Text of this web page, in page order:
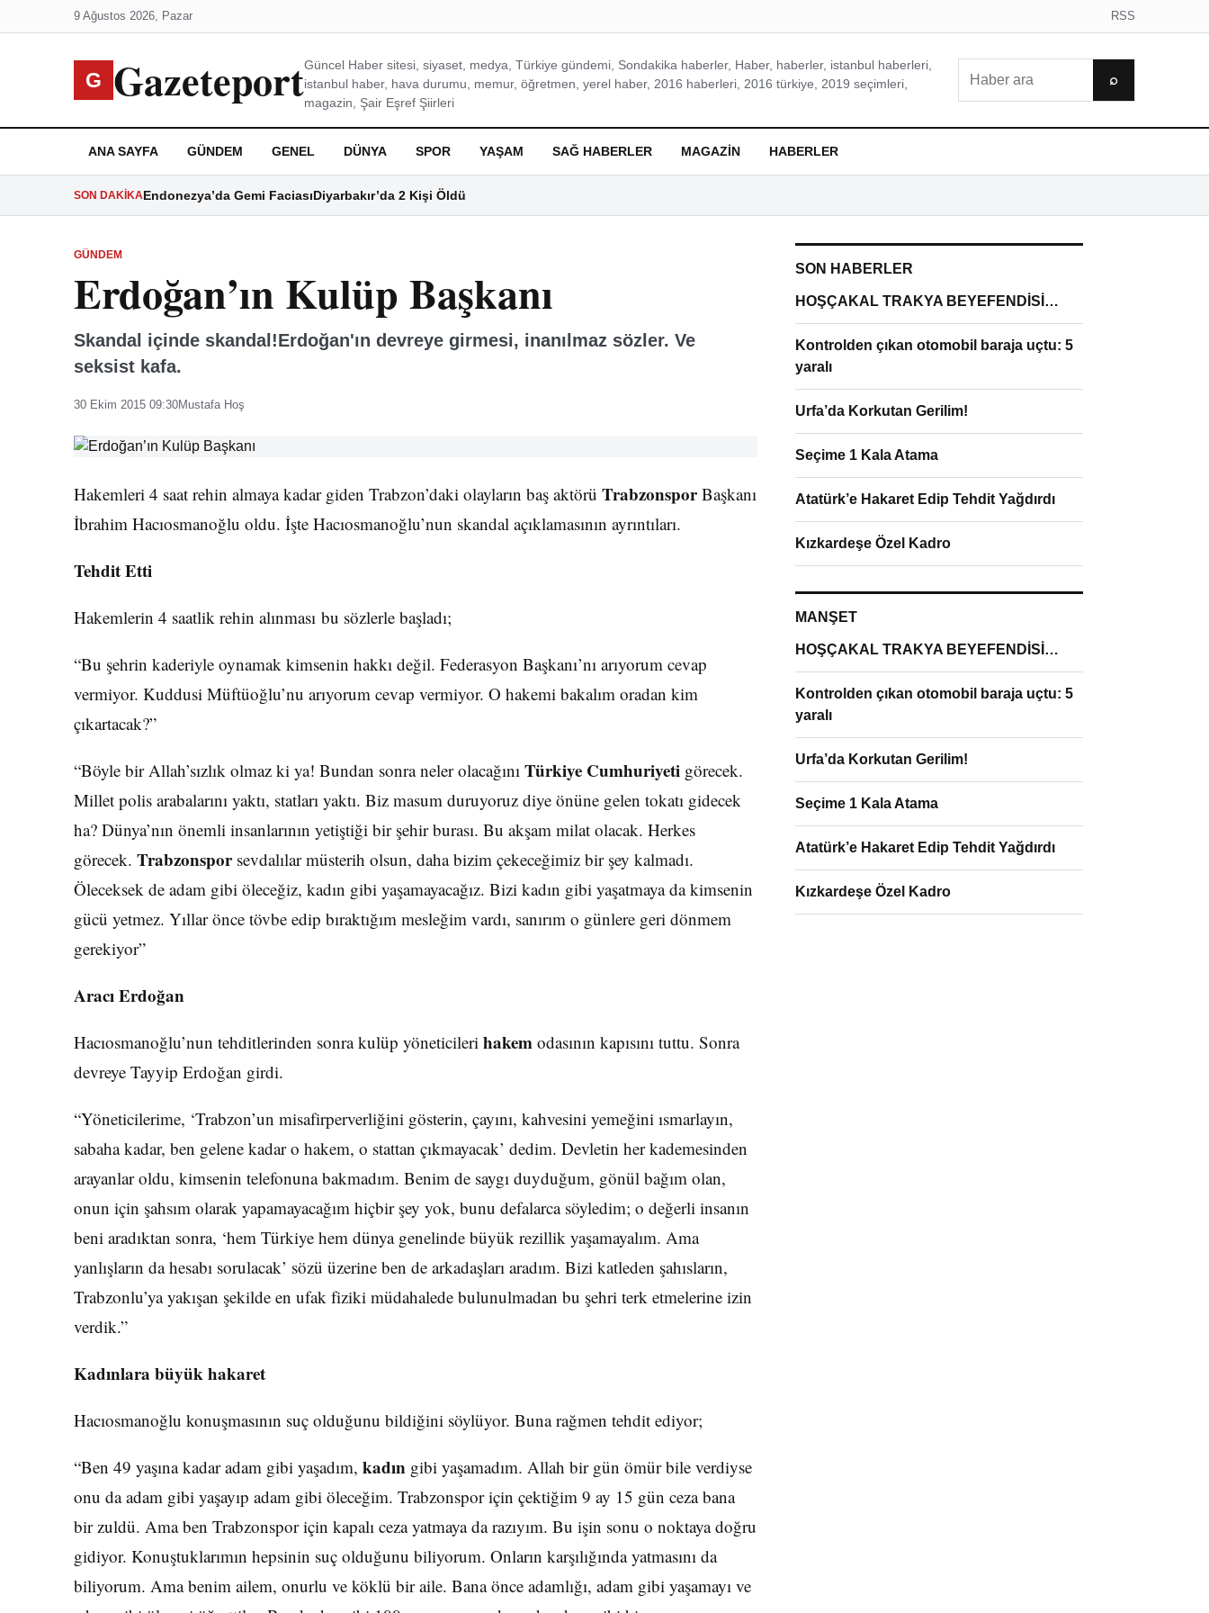
9 Ağustos 2026, Pazar RSS
G GazeteportGüncel Haber sitesi, siyaset, medya, Türkiye gündemi, Sondakika haberler, Haber, haberler, istanbul haberleri,
istanbul haber, hava durumu, memur, öğretmen, yerel haber, 2016 haberleri, 2016 türkiye, 2019 seçimleri,
magazin, Şair Eşref Şiirleri
⌕
ANA SAYFA GÜNDEM GENEL DÜNYA SPOR YAŞAM SAĞ HABERLER MAGAZIN HABERLER
SON DAKIKAEndonezya’da Gemi FaciasıDiyarbakır’da 2 Kişi Öldü
GÜNDEM
Erdoğan’ın Kulüp Başkanı
Skandal içinde skandal!Erdoğan'ın devreye girmesi, inanılmaz sözler. Ve
seksist kafa.
30 Ekim 2015 09:30Mustafa Hoş
Hakemleri 4 saat rehin almaya kadar giden Trabzon’daki olayların baş aktörü TrabzonsporBaşkanı
İbrahim Hacıosmanoğlu oldu. İşte Hacıosmanoğlu’nun skandal açıklamasının ayrıntıları.
Tehdit Etti
Hakemlerin 4 saatlik rehin alınması bu sözlerle başladı;
“Bu şehrin kaderiyle oynamak kimsenin hakkı değil. Federasyon Başkanı’nı arıyorum cevap
vermiyor. Kuddusi Müftüoğlu’nu arıyorum cevap vermiyor. O hakemi bakalım oradan kim
çıkartacak?”
“Böyle bir Allah’sızlık olmaz ki ya! Bundan sonra neler olacağını Türkiye Cumhuriyeti görecek.
Millet polis arabalarını yaktı, statları yaktı. Biz masum duruyoruz diye önüne gelen tokatı gidecek
ha? Dünya’nın önemli insanlarının yetiştiği bir şehir burası. Bu akşam milat olacak. Herkes
görecek. Trabzonsporsevdalılar müsterih olsun, daha bizim çekeceğimiz bir şey kalmadı.
Öleceksek de adam gibi öleceğiz, kadın gibi yaşamayacağız. Bizi kadın gibi yaşatmaya da kimsenin
gücü yetmez. Yıllar önce tövbe edip bıraktığım mesleğim vardı, sanırım o günlere geri dönmem
gerekiyor”
Aracı Erdoğan
Hacıosmanoğlu’nun tehditlerinden sonra kulüp yöneticileri hakem odasının kapısını tuttu. Sonra
devreye Tayyip Erdoğan girdi.
“Yöneticilerime, ‘Trabzon’un misafirperverliğini gösterin, çayını, kahvesini yemeğini ısmarlayın,
sabaha kadar, ben gelene kadar o hakem, o stattan çıkmayacak’ dedim. Devletin her kademesinden
arayanlar oldu, kimsenin telefonuna bakmadım. Benim de saygı duyduğum, gönül bağım olan,
onun için şahsım olarak yapamayacağım hiçbir şey yok, bunu defalarca söyledim; o değerli insanın
beni aradıktan sonra, ‘hem Türkiye hem dünya genelinde büyük rezillik yaşamayalım. Ama
yanlışların da hesabı sorulacak’ sözü üzerine ben de arkadaşları aradım. Bizi katleden şahısların,
Trabzonlu’ya yakışan şekilde en ufak fiziki müdahalede bulunulmadan bu şehri terk etmelerine izin
verdik.”
Kadınlara büyük hakaret
Hacıosmanoğlu konuşmasının suç olduğunu bildiğini söylüyor. Buna rağmen tehdit ediyor;
“Ben 49 yaşına kadar adam gibi yaşadım, kadın gibi yaşamadım. Allah bir gün ömür bile verdiyse
onu da adam gibi yaşayıp adam gibi öleceğim. Trabzonspor için çektiğim 9 ay 15 gün ceza bana
bir zuldü. Ama ben Trabzonspor için kapalı ceza yatmaya da razıyım. Bu işin sonu o noktaya doğru
gidiyor. Konuştuklarımın hepsinin suç olduğunu biliyorum. Onların karşılığında yatmasını da
biliyorum. Ama benim ailem, onurlu ve köklü bir aile. Bana önce adamlığı, adam gibi yaşamayı ve
SON HABERLER
HOŞÇAKAL TRAKYA BEYEFENDİSİ…
Kontrolden çıkan otomobil baraja uçtu: 5
yaralı
Urfa’da Korkutan Gerilim!
Seçime 1 Kala Atama
Atatürk’e Hakaret Edip Tehdit Yağdırdı
Kızkardeşe Özel Kadro
MANŞET
HOŞÇAKAL TRAKYA BEYEFENDİSİ…
Kontrolden çıkan otomobil baraja uçtu: 5
yaralı
Urfa’da Korkutan Gerilim!
Seçime 1 Kala Atama
Atatürk’e Hakaret Edip Tehdit Yağdırdı
Kızkardeşe Özel Kadro